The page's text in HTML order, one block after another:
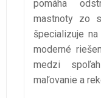
pomáha
mastnoty zo
špecializuje
moderné
medzi
maľovanie a